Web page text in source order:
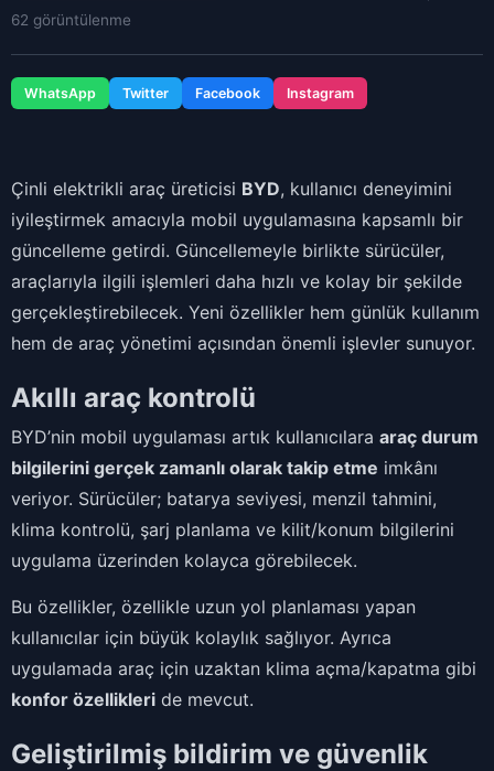
62 görüntülenme
WhatsApp Twitter Facebook Instagram
Çinli elektrikli araç üreticisi BYD, kullanıcı deneyimini
iyileştirmek amacıyla mobil uygulamasına kapsamlı bir
güncelleme getirdi. Güncellemeyle birlikte sürücüler,
araçlarıyla ilgili işlemleri daha hızlı ve kolay bir şekilde
gerçekleştirebilecek. Yeni özellikler hem günlük kullanım
hem de araç yönetimi açısından önemli işlevler sunuyor.
Akıllı araç kontrolü
BYD’nin mobil uygulaması artık kullanıcılara araç durum
bilgilerini gerçek zamanlı olarak takip etme imkânı
veriyor. Sürücüler; batarya seviyesi, menzil tahmini,
klima kontrolü, şarj planlama ve kilit/konum bilgilerini
uygulama üzerinden kolayca görebilecek.
Bu özellikler, özellikle uzun yol planlaması yapan
kullanıcılar için büyük kolaylık sağlıyor. Ayrıca
uygulamada araç için uzaktan klima açma/kapatma gibi
konfor özellikleri de mevcut.
Geliştirilmiş bildirim ve güvenlik